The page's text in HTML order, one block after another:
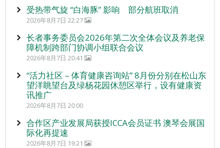
受热带气旋 “白海豚” 影响 部分航班取消
2026年8月7日 22:27
长者事务委员会2026年第二次全体会议及养老保
障机制跨部门协调小组联合会议
2026年8月7日 20:41
“活力社区 – 体育健康咨询站” 8月份分别在松山东
望洋眺望台及绿杨花园休憩区举行，设有健康资
讯推广
2026年8月7日 20:00
合作区产业发展局获授ICCA会员证书 澳琴会展国
际化再提速
2026年8月7日 19:21